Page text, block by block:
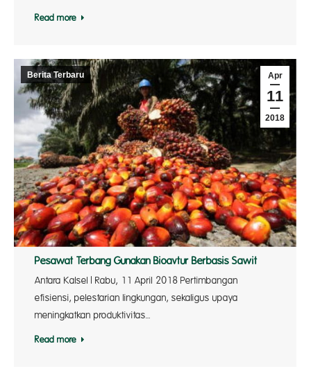
Read more
Apr
11
2018
Berita Terbaru
Pesawat Terbang Gunakan Bioavtur Berbasis Sawit
Antara Kalsel | Rabu, 11 April 2018 Pertimbangan
efisiensi, pelestarian lingkungan, sekaligus upaya
meningkatkan produktivitas…
Read more